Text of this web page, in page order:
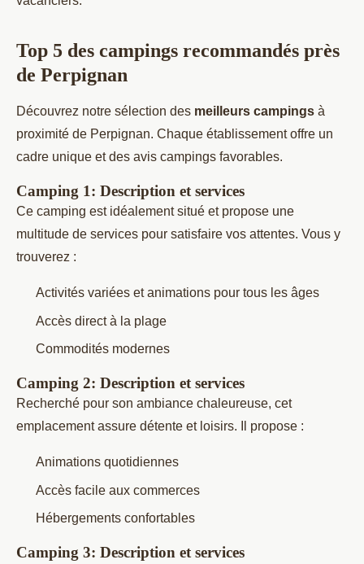
Top 5 des campings recommandés près
de Perpignan
Découvrez notre sélection des meilleurs campings à
proximité de Perpignan. Chaque établissement offre un
cadre unique et des avis campings favorables.
Camping 1: Description et services
Ce camping est idéalement situé et propose une
multitude de services pour satisfaire vos attentes. Vous y
trouverez :
Activités variées et animations pour tous les âges
Accès direct à la plage
Commodités modernes
Camping 2: Description et services
Recherché pour son ambiance chaleureuse, cet
emplacement assure détente et loisirs. Il propose :
Animations quotidiennes
Accès facile aux commerces
Hébergements confortables
Camping 3: Description et services